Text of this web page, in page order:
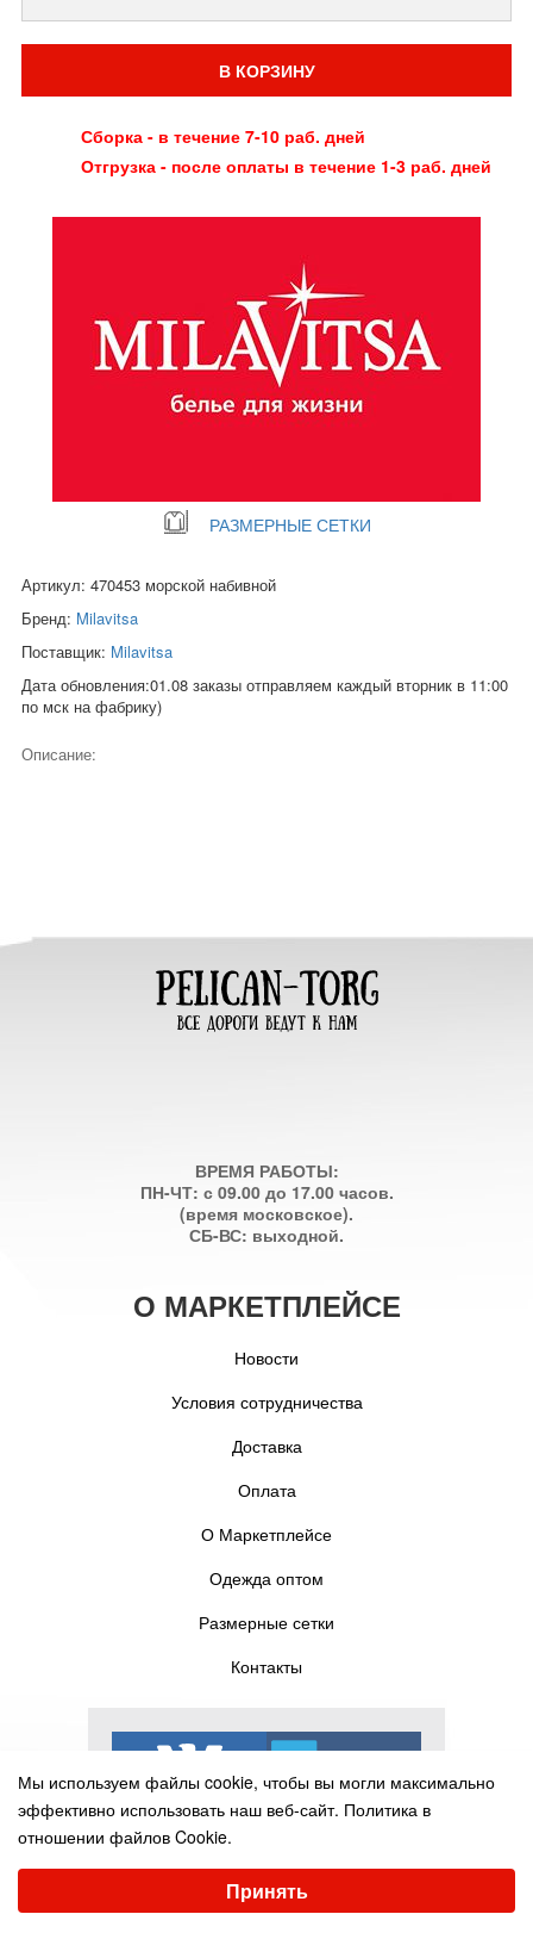
В КОРЗИНУ
Сборка - в течение 7-10 раб. дней
Отгрузка - после оплаты в течение 1-3 раб. дней
РАЗМЕРНЫЕ СЕТКИ
Артикул: 470453 морской набивной
Бренд: Milavitsa
Поставщик: Milavitsa
Дата обновления:01.08 заказы отправляем каждый вторник в 11:00
по мск на фабрику)
Описание:
ВРЕМЯ РАБОТЫ:
ПН-ЧТ: с 09.00 до 17.00 часов.
(время московское).
СБ-ВС: выходной.
О МАРКЕТПЛЕЙСЕ
Новости
Условия сотрудничества
Доставка
Оплата
О Маркетплейсе
Одежда оптом
Размерные сетки
Контакты
Мы используем файлы cookie, чтобы вы могли максимально
эффективно использовать наш веб-сайт. Политика в
отношении файлов Cookie.
Принять